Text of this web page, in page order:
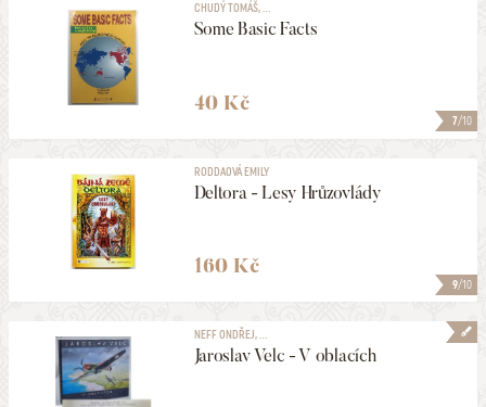
7/10
CHUDÝ TOMÁŠ, ...
Some Basic Facts
40 Kč
9/10
RODDAOVÁ EMILY
Deltora - Lesy Hrůzovlády
160 Kč
NEFF ONDŘEJ, ...
Jaroslav Velc - V oblacích